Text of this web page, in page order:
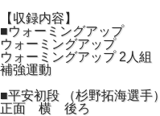
【収録内容】
■ウォーミングアップ
ウォーミングアップ
ウォーミングアップ 2人組
補強運動
■平安初段 （杉野拓海選手）
正面 横 後ろ